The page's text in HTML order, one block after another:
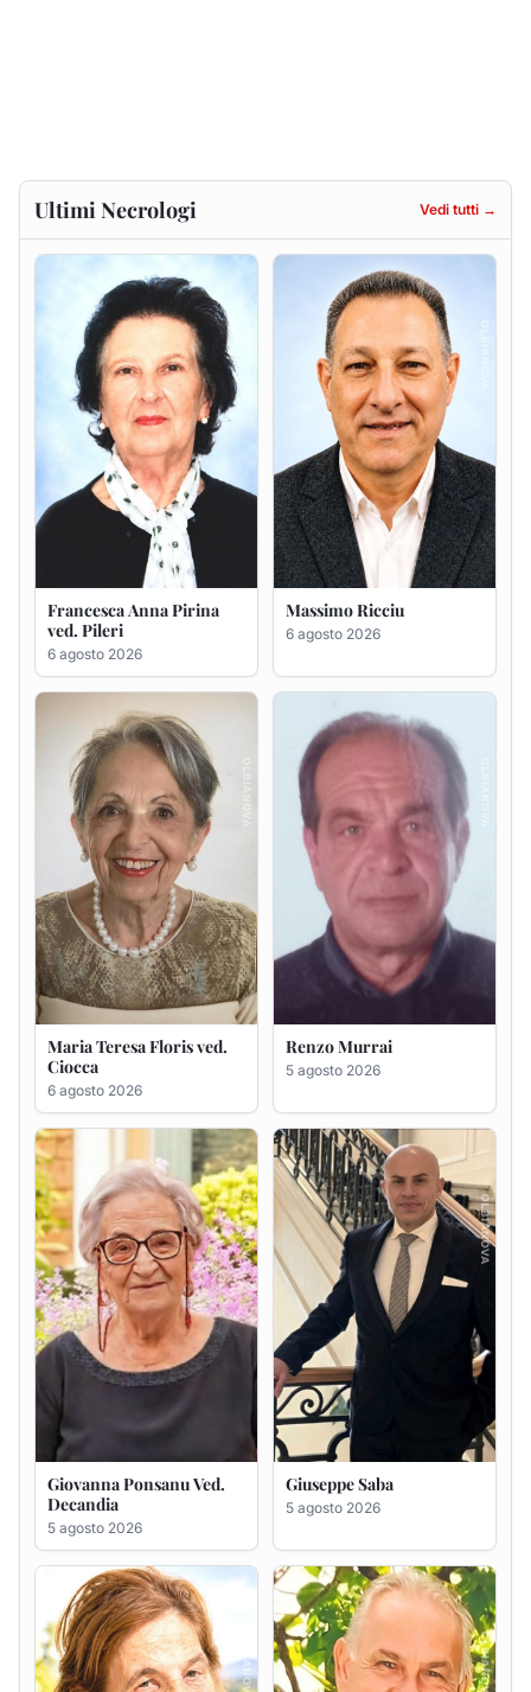
Francesca Anna Pirina
ved. Pileri
6 agosto 2026
Massimo Ricciu
6 agosto 2026
Maria Teresa Floris ved.
6 agosto 2026
Renzo Murrai
5 agosto 2026
Giovanna Ponsanu Ved.
Decandia
5 agosto 2026
Giuseppe Saba
5 agosto 2026
Maria Antonietta Orrù
ved. Peddio
5 agosto 2026
Giuseppe Deiana
5 agosto 2026